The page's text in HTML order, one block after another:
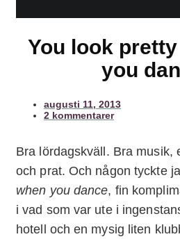
You look
you
augusti 11, 2013
2 kommentarer
Bra lördagskväll. Bra musik,
och prat. Och någon tyckte
when you dance, fin
i vad som var ute i
hotell och en mysig liten